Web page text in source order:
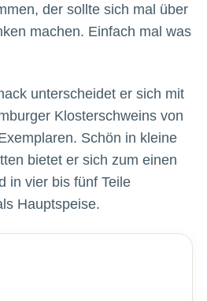
der sollte sich mal über
machen. Einfach mal was
unterscheidet er sich mit
Klosterschweins von
Schön in kleine
bietet er sich zum einen
in vier bis fünf Teile
Hauptspeise.